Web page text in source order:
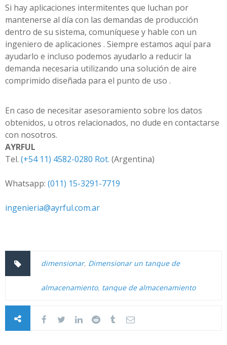
Si hay aplicaciones intermitentes que luchan por
mantenerse al día con las demandas de producción
dentro de su sistema, comuníquese y hable con un
ingeniero de aplicaciones . Siempre estamos aquí para
ayudarlo e incluso podemos ayudarlo a reducir la
demanda necesaria utilizando una solución de aire
comprimido diseñada para el punto de uso .
En caso de necesitar asesoramiento sobre los datos
obtenidos, u otros relacionados, no dude en contactarse
con nosotros.
AYRFUL
Tel. (+54 11) 4582-0280 Rot. (Argentina)
Whatsapp: (011) 15-3291-7719
ingenieria@ayrful.com.ar
dimensionar, Dimensionar un tanque de
almacenamiento, tanque de almacenamiento